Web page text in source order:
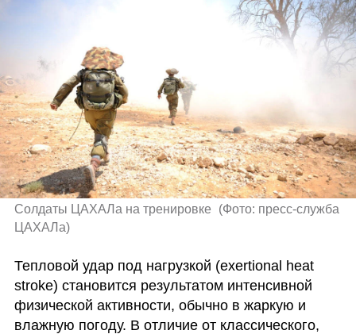
Солдаты ЦАХАЛа на тренировке (Фото: пресс-служба
ЦАХАЛа)
Тепловой удар под нагрузкой (exertional heat
stroke) становится результатом интенсивной
физической активности, обычно в жаркую и
влажную погоду. В отличие от классического,